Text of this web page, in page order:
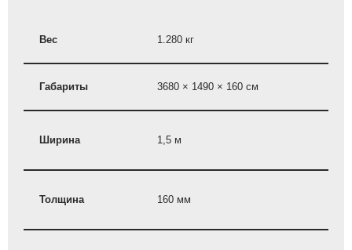
Вес 1.280 кг
Габариты 3680 × 1490 × 160 см
Ширина 1,5 м
Толщина 160 мм